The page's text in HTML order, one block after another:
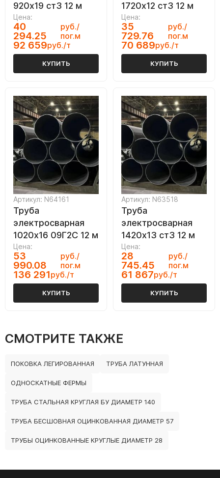
920х19 ст3 12 м
Цена:
40
294.25
руб./
пог.м
92 659руб./т
КУПИТЬ
1720х12 ст3 12 м
Цена:
35
729.76
руб./
пог.м
70 689руб./т
КУПИТЬ
Артикул: N64161
Труба
электросварная
1020х16 09Г2С 12 м
Цена:
53
990.08
руб./
пог.м
136 291руб./т
КУПИТЬ
Артикул: N63518
Труба
электросварная
1420х13 ст3 12 м
Цена:
28
745.45
руб./
пог.м
61 867руб./т
КУПИТЬ
СМОТРИТЕ ТАКЖЕ
ПОКОВКА ЛЕГИРОВАННАЯ ТРУБА ЛАТУННАЯ
ОДНОСКАТНЫЕ ФЕРМЫ
ТРУБА СТАЛЬНАЯ КРУГЛАЯ БУ ДИАМЕТР 140
ТРУБА БЕСШОВНАЯ ОЦИНКОВАННАЯ ДИАМЕТР 57
ТРУБЫ ОЦИНКОВАННЫЕ КРУГЛЫЕ ДИАМЕТР 28